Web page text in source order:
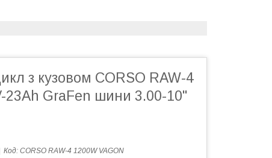
з кузовом CORSO RAW-4
23Ah GraFen шини 3.00-10"
Код: CORSO RAW-4 1200W VAGON